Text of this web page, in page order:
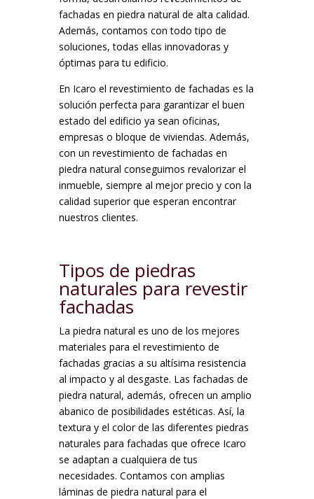
fachadas en piedra natural de alta calidad.
Además, contamos con todo tipo de
soluciones, todas ellas innovadoras y
óptimas para tu edificio.
En Icaro el revestimiento de fachadas es la
solución perfecta para garantizar el buen
estado del edificio ya sean oficinas,
empresas o bloque de viviendas. Además,
con un revestimiento de fachadas en
piedra natural conseguimos revalorizar el
inmueble, siempre al mejor precio y con la
calidad superior que esperan encontrar
nuestros clientes.
Tipos de piedras
naturales para revestir
fachadas
La piedra natural es uno de los mejores
materiales para el revestimiento de
fachadas gracias a su altísima resistencia
al impacto y al desgaste. Las fachadas de
piedra natural, además, ofrecen un amplio
abanico de posibilidades estéticas. Así, la
textura y el color de las diferentes piedras
naturales para fachadas que ofrece Icaro
se adaptan a cualquiera de tus
necesidades. Contamos con amplias
láminas de piedra natural para el